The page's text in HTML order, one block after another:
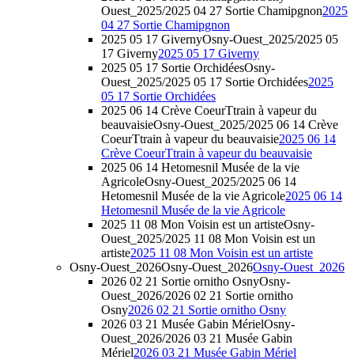
Ouest_2025/2025 04 27 Sortie Chamipgnon2025
04 27 Sortie Chamipgnon
2025 05 17 GivernyOsny-Ouest_2025/2025 05
17 Giverny2025 05 17 Giverny
2025 05 17 Sortie OrchidéesOsny-
Ouest_2025/2025 05 17 Sortie Orchidées2025
05 17 Sortie Orchidées
2025 06 14 Crève CoeurTtrain à vapeur du
beauvaisieOsny-Ouest_2025/2025 06 14 Crève
CoeurTtrain à vapeur du beauvaisie2025 06 14
Crève CoeurTtrain à vapeur du beauvaisie
2025 06 14 Hetomesnil Musée de la vie
AgricoleOsny-Ouest_2025/2025 06 14
Hetomesnil Musée de la vie Agricole2025 06 14
Hetomesnil Musée de la vie Agricole
2025 11 08 Mon Voisin est un artisteOsny-
Ouest_2025/2025 11 08 Mon Voisin est un
artiste2025 11 08 Mon Voisin est un artiste
Osny-Ouest_2026Osny-Ouest_2026Osny-Ouest_2026
2026 02 21 Sortie ornitho OsnyOsny-
Ouest_2026/2026 02 21 Sortie ornitho
Osny2026 02 21 Sortie ornitho Osny
2026 03 21 Musée Gabin MérielOsny-
Ouest_2026/2026 03 21 Musée Gabin
Mériel2026 03 21 Musée Gabin Mériel